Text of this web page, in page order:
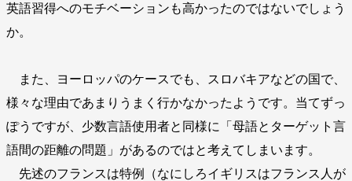
英語習得へのモチベーションも高かったのではないでしょう
か。
また、ヨーロッパのケースでも、スロバキアなどの国で、
様々な理由であまりうまく行かなかったようです。当てずっ
ぽうですが、少数言語使用者と同様に「母語とターゲット言
語間の距離の問題」があるのではと考えてしまいます。
先述のフランスは特例（なにしろイギリスはフランス人が